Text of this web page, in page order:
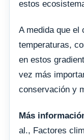
estos
A medida que el
temperaturas,
en estos
vez más
conservación y
Más
al., Factores